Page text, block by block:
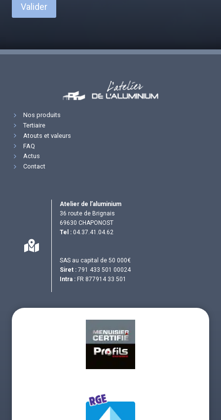
Valider
Nos produits
Tertiaire
Atouts et valeurs
FAQ
Actus
Contact
Atelier de l’aluminium
36 route de Brignais
69630 CHAPONOST
Tel : 04.37.41.04.62
SAS au capital de 50 000€
Siret : 791 433 501 00024
Intra : FR 877914 33 501